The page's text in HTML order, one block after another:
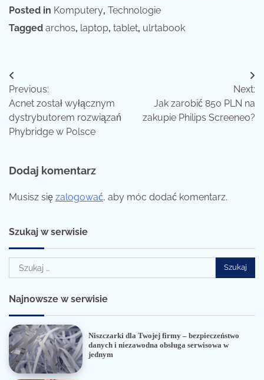
Posted in Komputery, Technologie
Tagged archos, laptop, tablet, ulrtabook
Nawigacja
wpisu
Previous:
Acnet został wyłącznym
dystrybutorem rozwiązań
Phybridge w Polsce
Next:
Jak zarobić 850 PLN na
zakupie Philips Screeneo?
Dodaj komentarz
Musisz się zalogować, aby móc dodać komentarz.
Szukaj w serwisie
Szukaj:
Najnowsze w serwisie
Niszczarki dla Twojej firmy – bezpieczeństwo
danych i niezawodna obsługa serwisowa w
jednym